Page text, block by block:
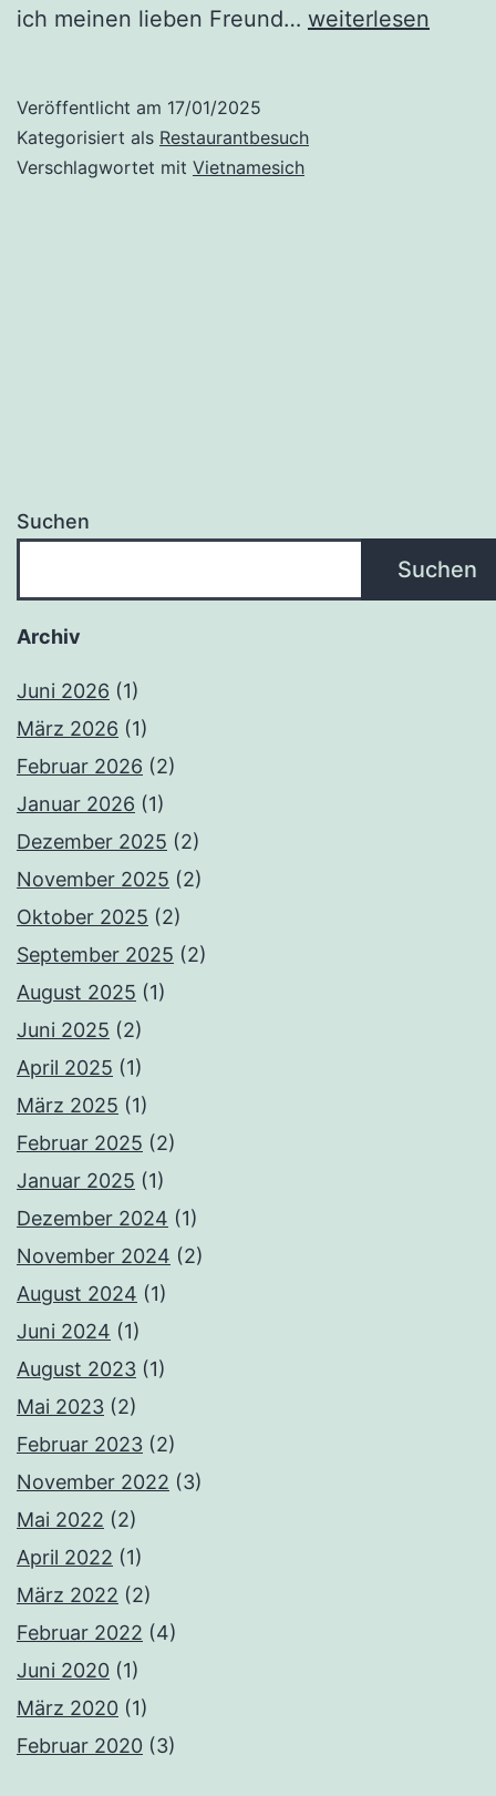
ich meinen lieben Freund… Vietal
weiterlesen
Veröffentlicht am 17/01/2025
Kategorisiert als Restaurantbesuch
Verschlagwortet mit Vietnamesich
Suchen
Suchen
Archiv
Juni 2026 (1)
März 2026 (1)
Februar 2026 (2)
Januar 2026 (1)
Dezember 2025 (2)
November 2025 (2)
Oktober 2025 (2)
September 2025 (2)
August 2025 (1)
Juni 2025 (2)
April 2025 (1)
März 2025 (1)
Februar 2025 (2)
Januar 2025 (1)
Dezember 2024 (1)
November 2024 (2)
August 2024 (1)
Juni 2024 (1)
August 2023 (1)
Mai 2023 (2)
Februar 2023 (2)
November 2022 (3)
Mai 2022 (2)
April 2022 (1)
März 2022 (2)
Februar 2022 (4)
Juni 2020 (1)
März 2020 (1)
Februar 2020 (3)